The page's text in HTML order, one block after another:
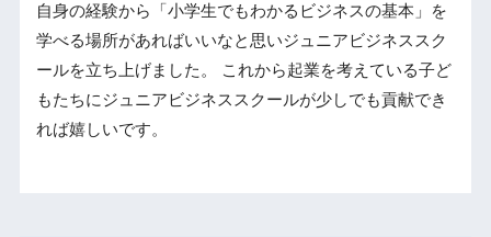
自身の経験から「小学生でもわかるビジネスの基本」を
学べる場所があればいいなと思いジュニアビジネススク
ールを立ち上げました。 これから起業を考えている子ど
もたちにジュニアビジネススクールが少しでも貢献でき
れば嬉しいです。